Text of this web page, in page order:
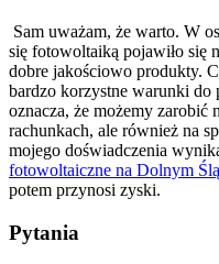
Sam uważam, że warto. W
się fotowoltaiką pojawiło się
dobre jakościowo produkty.
bardzo korzystne warunki do
oznacza, że możemy zarobić
rachunkach, ale również na
mojego doświadczenia
fotowoltaiczne na Dolnym
potem przynosi zyski.
Pytania